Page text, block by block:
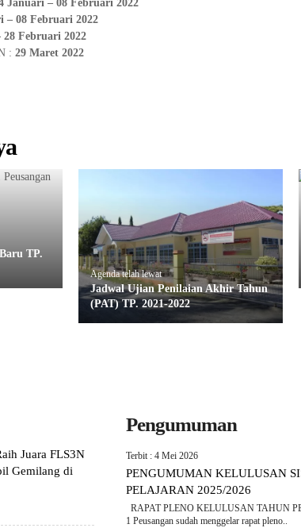
Januari – 08 Februari 2022
– 08 Februari 2022
28 Februari 2022
: 29 Maret 2022
TP.
Agenda telah lewat
Jadwal Ujian Penilaian Akhir Tahun
(PAT) TP. 2021-2022
Juara FLS3N
Gemilang di
Pengumuman
Terbit : 4 Mei 2026
PENGUMUMAN KELULUSAN
PELAJARAN 2025/2026
RAPAT PLENO KELULUSAN TAHUN
1 Peusangan sudah menggelar rapat pleno..